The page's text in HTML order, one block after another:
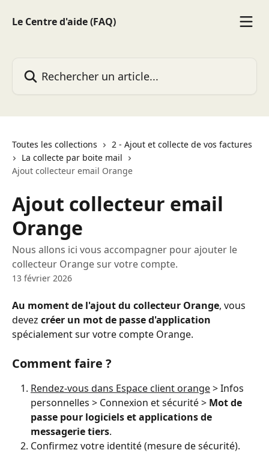
Le Centre d'aide (FAQ)
Toutes les collections
2 - Ajout et collecte de vos factures
La collecte par boite mail
Ajout collecteur email Orange
Ajout collecteur email
Orange
Nous allons ici vous accompagner pour ajouter le
collecteur Orange sur votre compte.
13 février 2026
Au moment de l'ajout du collecteur Orange, vous
devez créer un mot de passe d'application
spécialement sur votre compte Orange.
Comment faire ?
Rendez-vous dans Espace client orange > Infos
personnelles > Connexion et sécurité > Mot de
passe pour logiciels et applications de
messagerie tiers.
Confirmez votre identité (mesure de sécurité).